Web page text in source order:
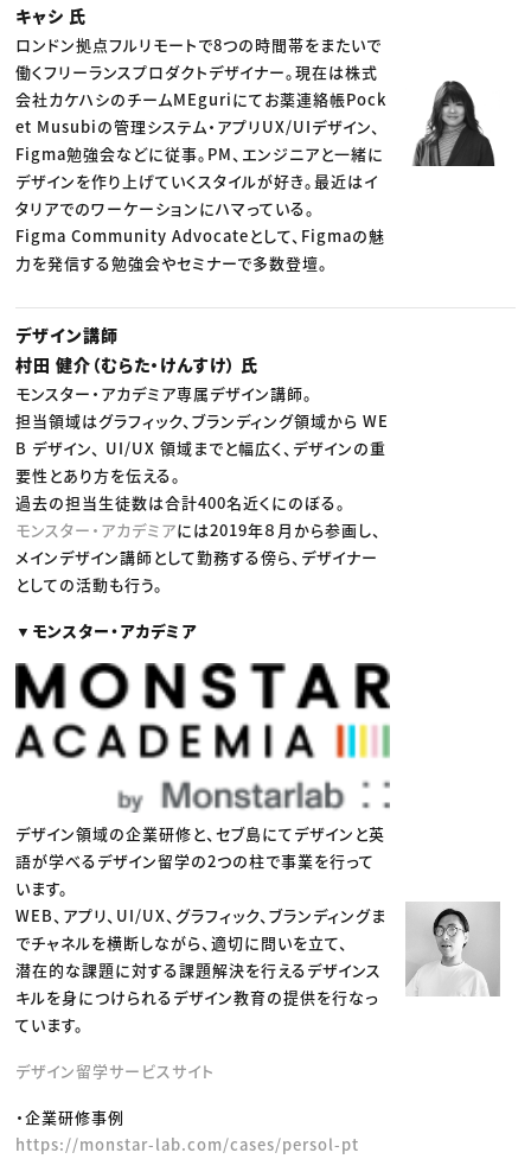
キャシ 氏
ロンドン拠点フルリモートで8つの時間帯をまたいで
働くフリーランスプロダクトデザイナー。現在は株式
会社カケハシのチームMEguriにてお薬連絡帳Pock
et Musubiの管理システム・アプリUX/UIデザイン、
Figma勉強会などに従事。PM、エンジニアと一緒に
デザインを作り上げていくスタイルが好き。最近はイ
タリアでのワーケーションにハマっている。
Figma Community Advocateとして、Figmaの魅
力を発信する勉強会やセミナーで多数登壇。
デザイン講師
村田 健介（むらた・けんすけ） 氏
モンスター・アカデミア専属デザイン講師。
担当領域はグラフィック、ブランディング領域から WE
B デザイン、 UI/UX 領域までと幅広く、デザインの重
要性とあり方を伝える。
過去の担当生徒数は合計400名近くにのぼる。
モンスター・アカデミアには2019年８月から参画し、
メインデザイン講師として勤務する傍ら、デザイナー
としての活動も行う。
▼モンスター・アカデミア
デザイン領域の企業研修と、セブ島にてデザインと英
語が学べるデザイン留学の2つの柱で事業を行って
います。
WEB、アプリ、UI/UX、グラフィック、ブランディングま
でチャネルを横断しながら、適切に問いを立て、
潜在的な課題に対する課題解決を行えるデザインス
キルを身につけられるデザイン教育の提供を行なっ
ています。
デザイン留学サービスサイト
・企業研修事例
https://monstar-lab.com/cases/persol-pt